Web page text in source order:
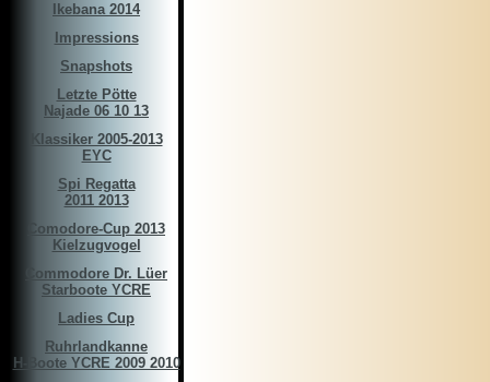
Ikebana 2014
Impressions
Snapshots
Letzte Pötte
Najade 06 10 13
Klassiker 2005-2013
EYC
Spi Regatta
2011 2013
Comodore-Cup 2013
Kielzugvogel
Commodore Dr. Lüer
Starboote YCRE
Ladies Cup
Ruhrlandkanne
H-Boote YCRE 2009 2010